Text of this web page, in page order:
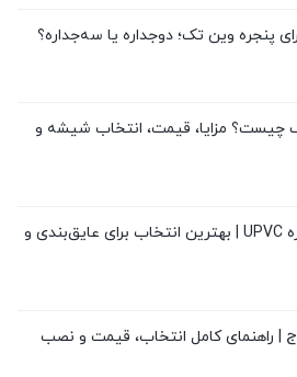
پنجره وین تک؛ دوجداره یا سه‌جداره؟
چیست؟ مزایا، قیمت، انتخاب شیشه و
خرید پنجره دوجداره UPVC | بهترین انتخاب برای عایق‌بندی و
| راهنمای کامل انتخاب، قیمت و نصب